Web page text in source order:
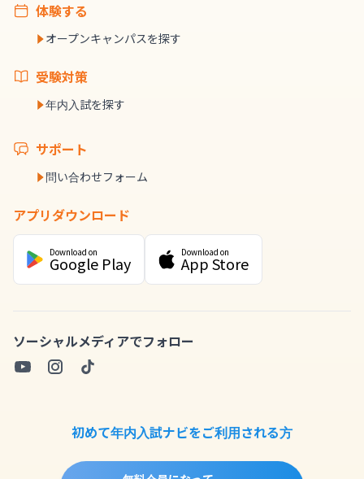
体験する
オープンキャンパスを探す
受験対策
年内入試を探す
サポート
問い合わせフォーム
アプリダウンロード
Download on
Google Play
Download on
App Store
ソーシャルメディアでフォロー
初めて年内入試ナビをご利用される方